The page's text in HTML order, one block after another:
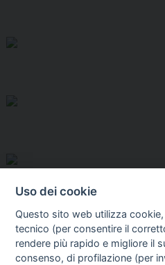
Uso dei cookie
Questo sito web utilizza
tecnico (per consentire il
rendere più rapido e migliore il
consenso, di profilazione (per